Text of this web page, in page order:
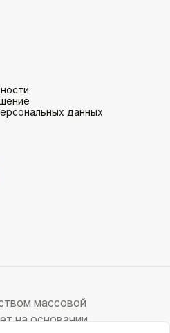
данных
массовой
на основании